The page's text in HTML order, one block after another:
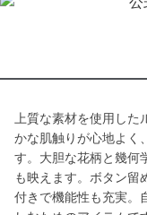
上質な素材を使用し
かな肌触りが心地よく
す。大胆な花柄と幾何
も映えます。ボタン留
付きで機能性も充実。